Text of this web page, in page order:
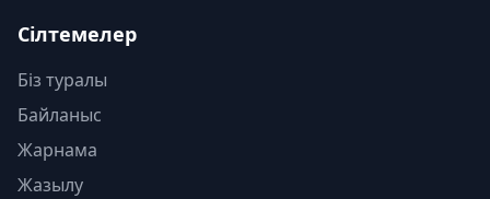
Сілтемелер
Біз туралы
Байланыс
Жарнама
Жазылу